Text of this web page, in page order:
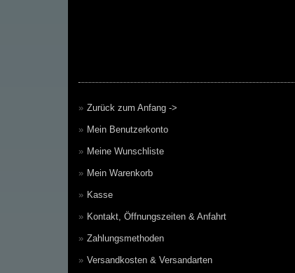
Zurück zum Anfang ->
Mein Benutzerkonto
Meine Wunschliste
Mein Warenkorb
Kasse
Kontakt, Öffnungszeiten & Anfahrt
Zahlungsmethoden
Versandkosten & Versandarten